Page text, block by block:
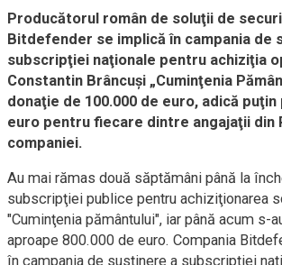
Producătorul român de soluţii de
Bitdefender se implică în campania de
subscripţiei naţionale pentru achiziţia
Constantin Brâncuşi „Cuminţenia
donaţie de 100.000 de euro, adică
euro pentru fiecare dintre angajaţii din
companiei.
Au mai rămas două săptămâni până la
subscripţiei publice pentru achiziţionarea
"Cuminţenia pământului", iar până acum s-
aproape 800.000 de euro. Compania
în campania de susţinere a subscripţiei